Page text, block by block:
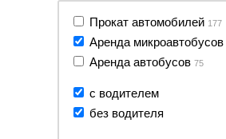
Прокат автомобилей 177
Аренда микроавтобусов
Аренда автобусов 75
с водителем
без водителя